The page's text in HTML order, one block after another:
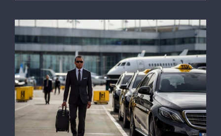
Votre réservation de navette à destination
de l’Aéroport Lille / Lesquin